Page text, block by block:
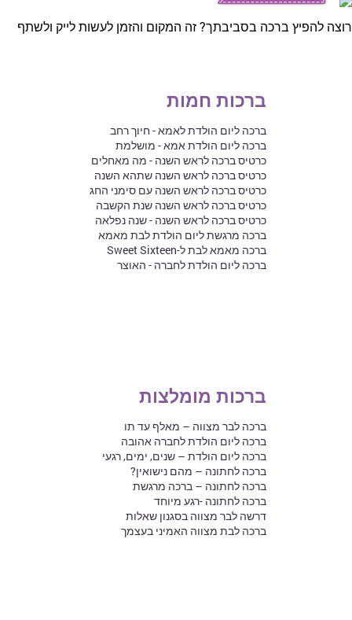
רוצה להפיץ ברכה בסביבתך? זה המקום והזמן לעשות לייק ולשתף
ברכות חמות
ברכה ליום הולדת לאמא - חיוך רחב
ברכה ליום הולדת אמא - מושלמת
כרטיס ברכה לראש השנה - מה מאחלים
כרטיס ברכה לראש השנה שתהא השנה
כרטיס ברכה לראש השנה עם סימני החג
כרטיס ברכה לראש השנה שנת הקשבה
כרטיס ברכה לראש השנה - שנה נפלאה
ברכה מרגשת ליום הולדת לבת מאמא
ברכה מאמא לבת ל-Sweet Sixteen
ברכה ליום הולדת לחברה - האוצר
ברכות מומלצות
ברכה לבר מצווה – מאלף עד תו
ברכה ליום הולדת לחברה אהובה
ברכה ליום הולדת – שנים, ימים, רגעי
ברכה לחתונה – מהם נישואין?
ברכה לחתונה – ברכה מרגשת
ברכה לחתונה -רגע מיוחד
דרשה לבר מצווה בסגנון שאלות
ברכה לבת מצווה האמיני בעצמך